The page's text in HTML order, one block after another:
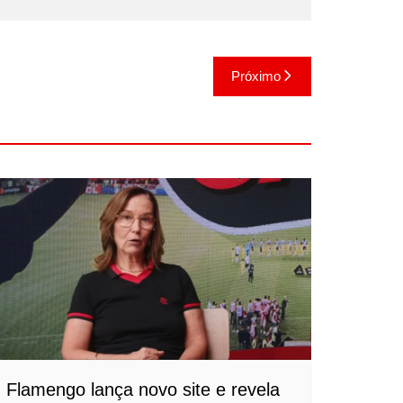
Próximo
Flamengo lança novo site e revela